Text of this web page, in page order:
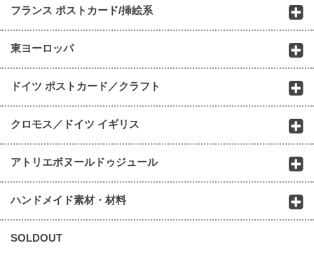
フランス ポストカード/挿絵系
東ヨーロッパ
ドイツ ポストカード／クラフト
クロモス／ドイツ イギリス
アトリエボヌールドゥジュール
ハンドメイド素材・材料
SOLDOUT